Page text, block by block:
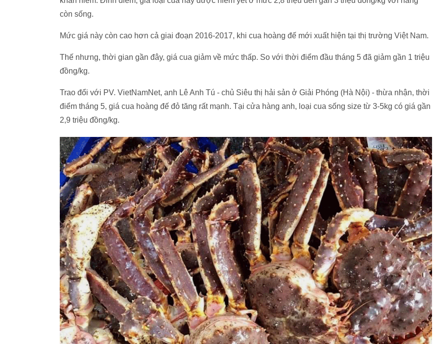
còn sống.
Mức giá này còn cao hơn cả giai đoạn 2016-2017, khi cua hoàng đế mới xuất hiện tại thị trường Việt Nam.
Thế nhưng, thời gian gần đây, giá cua giảm về mức thấp. So với thời điểm đầu tháng 5 đã giảm gần 1 triệu
đồng/kg.
Trao đổi với PV. VietNamNet, anh Lê Anh Tú - chủ Siêu thị hải sản ở Giải Phóng (Hà Nội) - thừa nhận, thời
điểm tháng 5, giá cua hoàng đế đỏ tăng rất mạnh. Tại cửa hàng anh, loại cua sống size từ 3-5kg có giá gần
2,9 triệu đồng/kg.